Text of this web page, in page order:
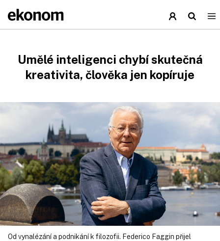
Umělé inteligenci chybí skutečná
kreativita, člověka jen kopíruje
Od vynalézání a podnikání k filozofii. Federico Faggin přijel